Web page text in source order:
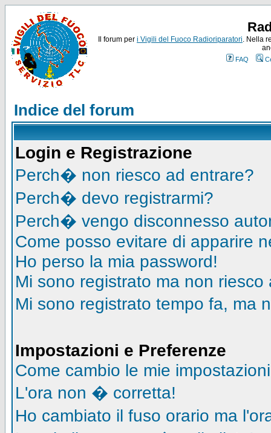
Il forum per i Vigili del Fuoco Radioriparatori. Nella
FAQ
Indice del forum
Login e Registrazione
Perch� non riesco ad entrare?
Perch� devo registrarmi?
Perch� vengo disconnesso
Come posso evitare di apparire
Ho perso la mia password!
Mi sono registrato ma non riesco
Mi sono registrato tempo fa, ma
Impostazioni e Preferenze
Come cambio le mie
L'ora non � corretta!
Ho cambiato il fuso orario ma